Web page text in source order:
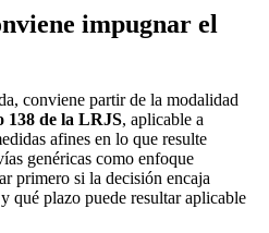
impugnar el
conviene partir de la modalidad
138 de la LRJS, aplicable a
afines en lo que resulte
genéricas como enfoque
primero si la decisión encaja
qué plazo puede resultar aplicable